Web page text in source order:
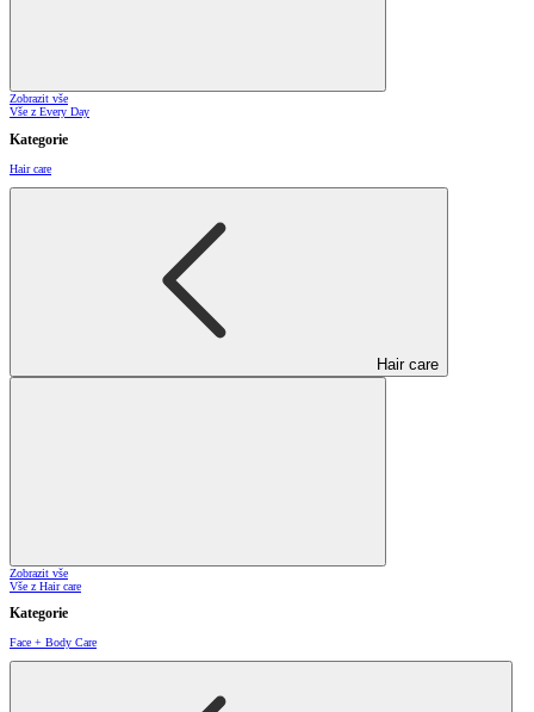
Zobrazit vše
Vše z Every Day
Kategorie
Hair care
Hair care
Zobrazit vše
Vše z Hair care
Kategorie
Face + Body Care